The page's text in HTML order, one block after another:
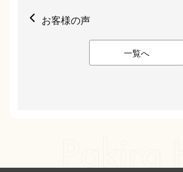
お客様の声
一覧へ